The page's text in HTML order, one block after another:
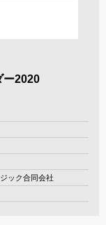
ー2020
ック合同会社